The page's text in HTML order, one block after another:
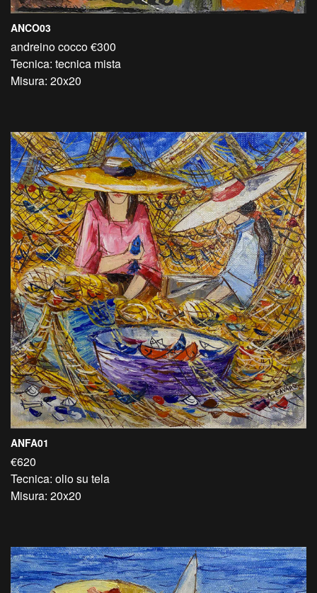
ANCO03
andreino cocco €300
Tecnica: tecnica mista
Misura: 20x20
ANFA01
€620
Tecnica: olio su tela
Misura: 20x20